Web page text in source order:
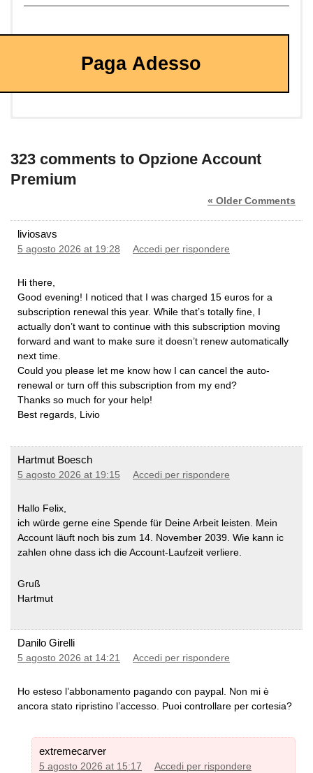
Paga Adesso
323 comments to Opzione Account
Premium
« Older Comments
liviosavs
5 agosto 2026 at 19:28 Accedi per rispondere
Hi there,
​Good evening! I noticed that I was charged 15 euros for a
subscription renewal this year. While that’s totally fine, I
actually don’t want to continue with this subscription moving
forward and want to make sure it doesn’t renew automatically
next time.
​Could you please let me know how I can cancel the auto-
renewal or turn off this subscription from my end?
​Thanks so much for your help!
​Best regards, Livio
Hartmut Boesch
5 agosto 2026 at 19:15 Accedi per rispondere
Hallo Felix,
ich würde gerne eine Spende für Deine Arbeit leisten. Mein
Account läuft noch bis zum 14. November 2039. Wie kann ic
zahlen ohne dass ich die Account-Laufzeit verliere.
Gruß
Hartmut
Danilo Girelli
5 agosto 2026 at 14:21 Accedi per rispondere
Ho esteso l’abbonamento pagando con paypal. Non mi è
ancora stato ripristino l’accesso. Puoi controllare per cortesia?
extremecarver
5 agosto 2026 at 15:17 Accedi per rispondere